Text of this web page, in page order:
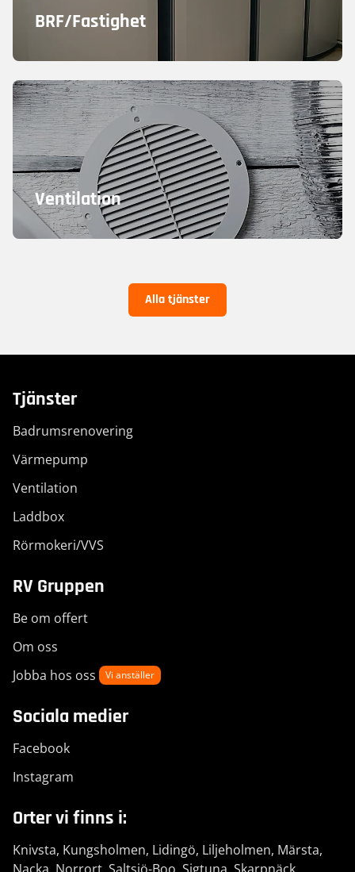
BRF/Fastighet
Ventilation
Alla tjänster
Tjänster
Badrumsrenovering
Värmepump
Ventilation
Laddbox
Rörmokeri/VVS
RV Gruppen
Be om offert
Om oss
Jobba hos oss
Vi anställer
Sociala medier
Facebook
Instagram
Orter vi finns i:
Knivsta, Kungsholmen, Lidingö, Liljeholmen, Märsta,